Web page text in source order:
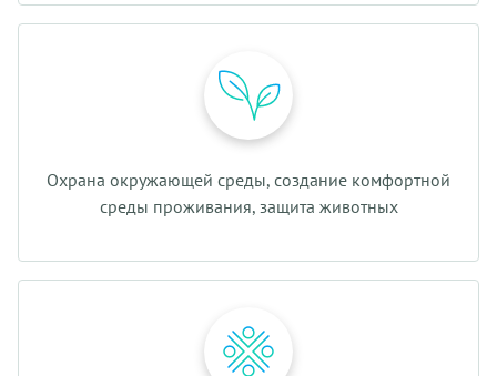
Охрана окружающей среды, создание комфортной
среды проживания, защита животных